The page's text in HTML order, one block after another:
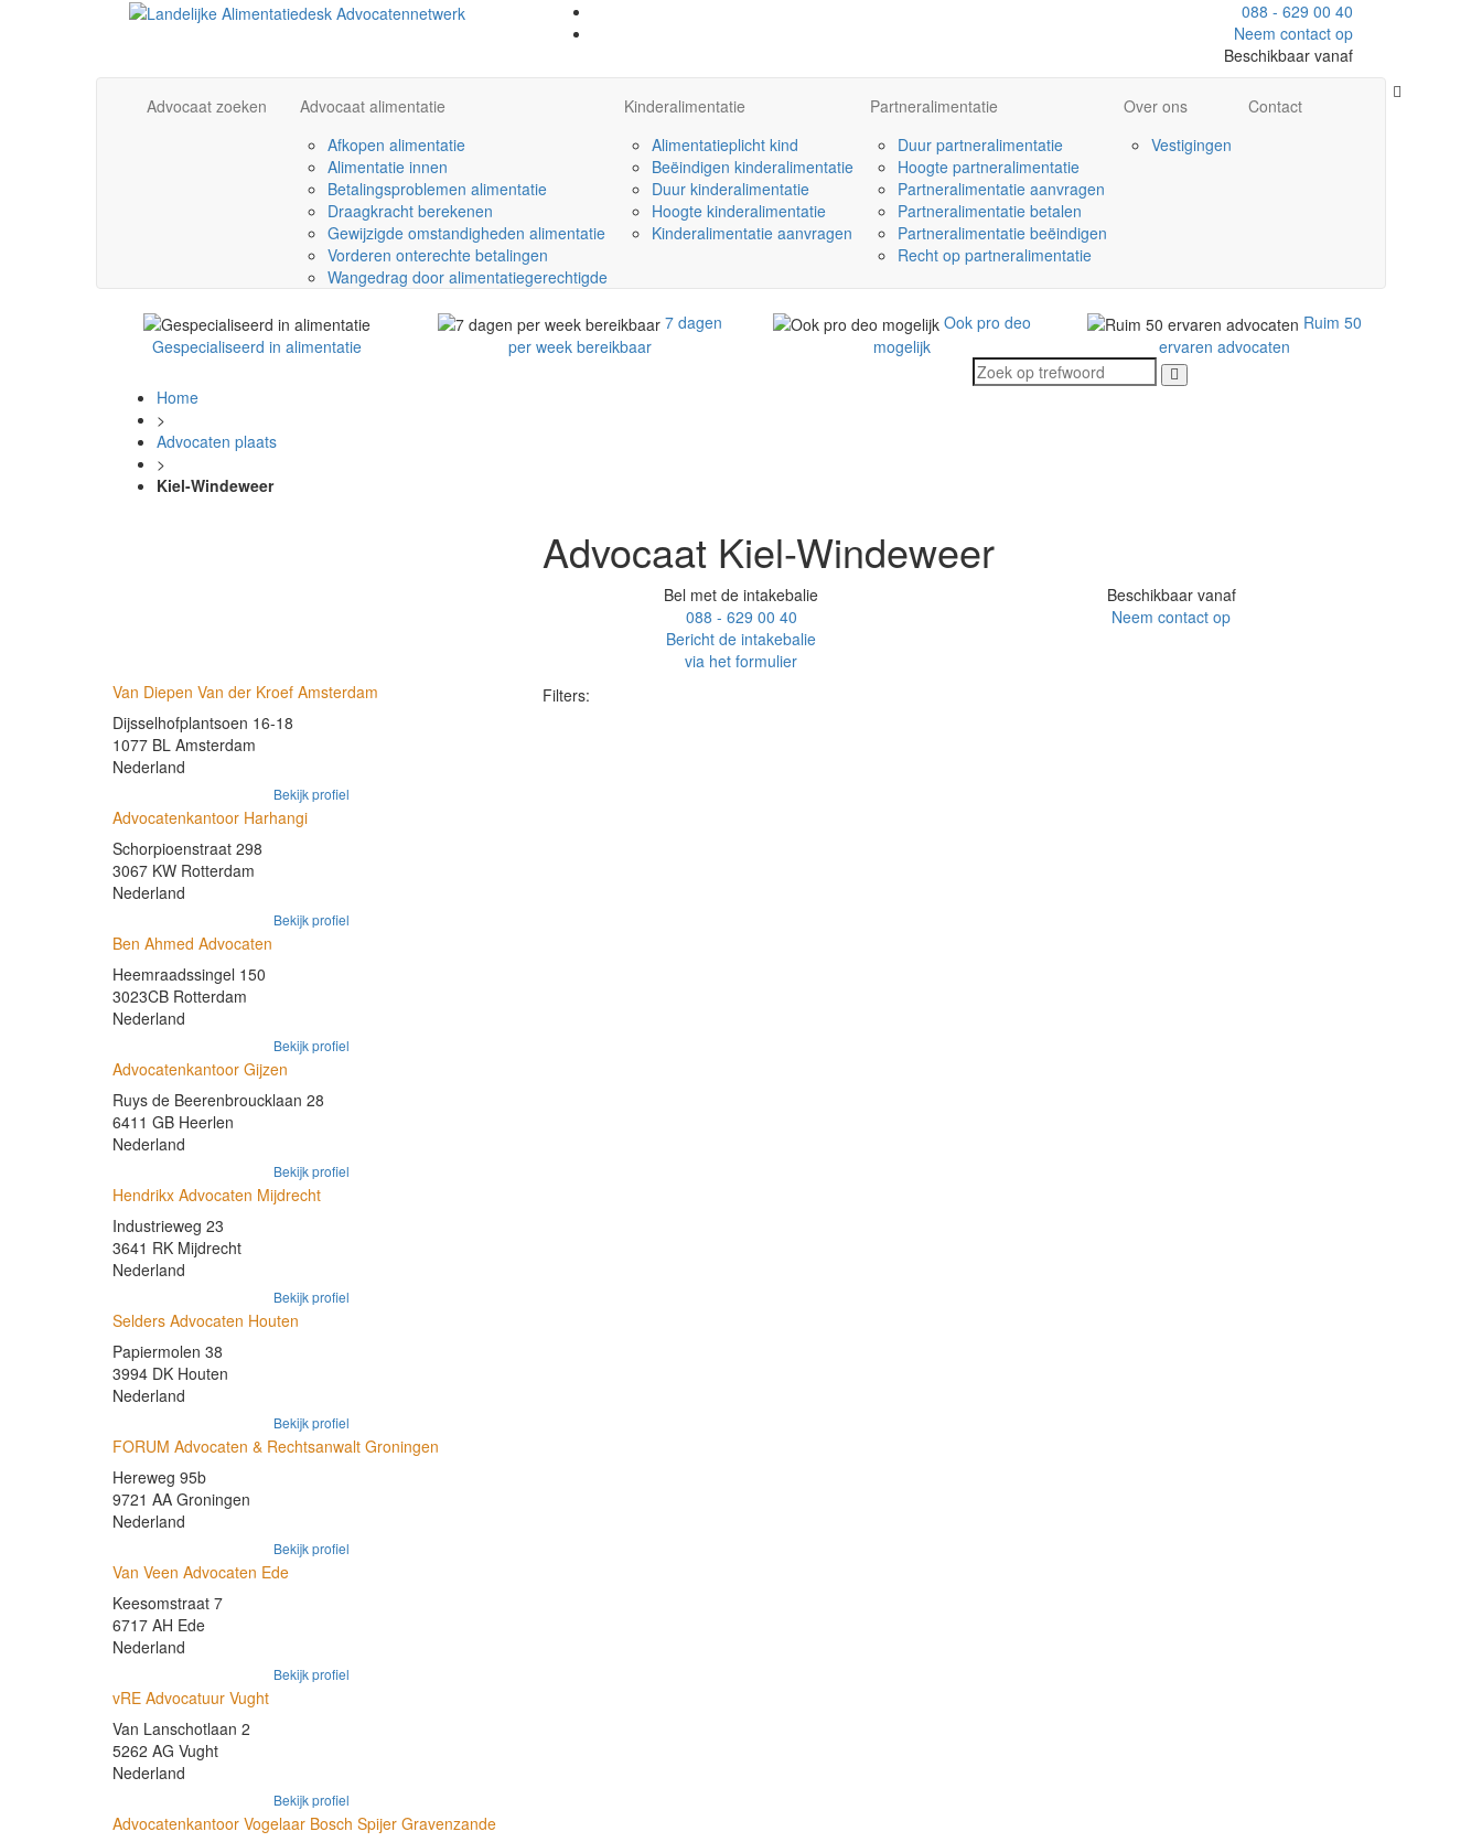
088 - 629 00 40
Neem contact op
Beschikbaar vanaf
Advocaat zoeken
Advocaat alimentatie
Afkopen alimentatie
Alimentatie innen
Betalingsproblemen alimentatie
Draagkracht berekenen
Gewijzigde omstandigheden alimentatie
Vorderen onterechte betalingen
Wangedrag door alimentatiegerechtigde
Kinderalimentatie
Alimentatieplicht kind
Beëindigen kinderalimentatie
Duur kinderalimentatie
Hoogte kinderalimentatie
Kinderalimentatie aanvragen
Partneralimentatie
Duur partneralimentatie
Hoogte partneralimentatie
Partneralimentatie aanvragen
Partneralimentatie betalen
Partneralimentatie beëindigen
Recht op partneralimentatie
Over ons
Vestigingen
Contact
Gespecialiseerd in alimentatie
7 dagen
per week bereikbaar
Ook pro deo
mogelijk
Ruim 50
ervaren advocaten
Home
>
Advocaten plaats
>
Kiel-Windeweer
Advocaat Kiel-Windeweer
Bel met de intakebalie
088 - 629 00 40
Beschikbaar vanaf
Neem contact op
Bericht de intakebalie
via het formulier
Van Diepen Van der Kroef Amsterdam
Dijsselhofplantsoen 16-18
1077 BL Amsterdam
Nederland
Bekijk profiel
Advocatenkantoor Harhangi
Schorpioenstraat 298
3067 KW Rotterdam
Nederland
Bekijk profiel
Ben Ahmed Advocaten
Heemraadssingel 150
3023CB Rotterdam
Nederland
Bekijk profiel
Advocatenkantoor Gijzen
Ruys de Beerenbroucklaan 28
6411 GB Heerlen
Nederland
Bekijk profiel
Hendrikx Advocaten Mijdrecht
Industrieweg 23
3641 RK Mijdrecht
Nederland
Bekijk profiel
Selders Advocaten Houten
Papiermolen 38
3994 DK Houten
Nederland
Bekijk profiel
FORUM Advocaten & Rechtsanwalt Groningen
Hereweg 95b
9721 AA Groningen
Nederland
Bekijk profiel
Van Veen Advocaten Ede
Keesomstraat 7
6717 AH Ede
Nederland
Bekijk profiel
vRE Advocatuur Vught
Van Lanschotlaan 2
5262 AG Vught
Nederland
Bekijk profiel
Advocatenkantoor Vogelaar Bosch Spijer Gravenzande
Filters: